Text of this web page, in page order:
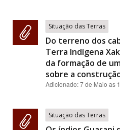
Situação das Terras
Do terreno dos
Terra Indígena
da formação de
sobre a
Adicionado:7 de Maio as
Situação das Terras